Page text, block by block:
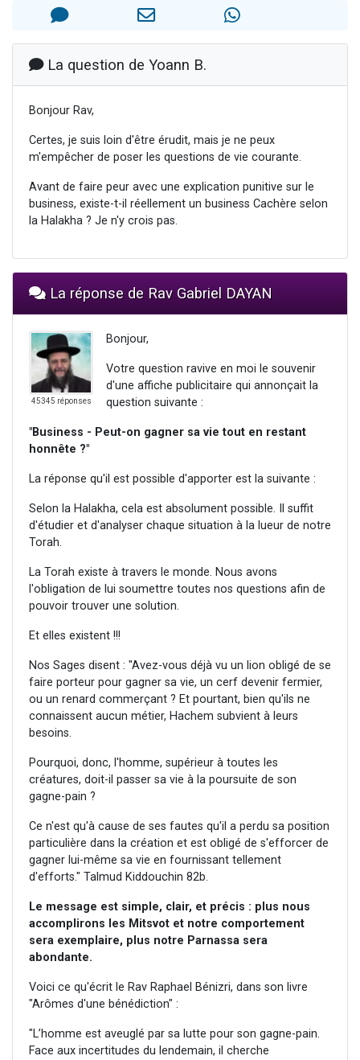
Ariel vient de donner son Maasser
Il reste 49 places pour étudier en groupe sur Zoom
La question de Yoann B.
Bonjour Rav,
Certes, je suis loin d'être érudit, mais je ne peux
m'empêcher de poser les questions de vie courante.
Avant de faire peur avec une explication punitive sur le
business, existe-t-il réellement un business Cachère selon
la Halakha ? Je n'y crois pas.
La réponse de Rav Gabriel DAYAN
45345 réponses
Bonjour,
Votre question ravive en moi le souvenir
d'une affiche publicitaire qui annonçait la
question suivante :
"Business - Peut-on gagner sa vie tout en restant
honnête ?"
La réponse qu'il est possible d'apporter est la suivante :
Selon la Halakha, cela est absolument possible. Il suffit
d'étudier et d'analyser chaque situation à la lueur de notre
Torah.
La Torah existe à travers le monde. Nous avons
l'obligation de lui soumettre toutes nos questions afin de
pouvoir trouver une solution.
Et elles existent !!!
Nos Sages disent : "Avez-vous déjà vu un lion obligé de se
faire porteur pour gagner sa vie, un cerf devenir fermier,
ou un renard commerçant ? Et pourtant, bien qu'ils ne
connaissent aucun métier, Hachem subvient à leurs
besoins.
Pourquoi, donc, l'homme, supérieur à toutes les
créatures, doit-il passer sa vie à la poursuite de son
gagne-pain ?
Ce n'est qu'à cause de ses fautes qu'il a perdu sa position
particulière dans la création et est obligé de s'efforcer de
gagner lui-même sa vie en fournissant tellement
d'efforts." Talmud Kiddouchin 82b.
Le message est simple, clair, et précis : plus nous
accomplirons les Mitsvot et notre comportement
sera exemplaire, plus notre Parnassa sera
abondante.
Voici ce qu'écrit le Rav Raphael Bénizri, dans son livre
"Arômes d'une bénédiction" :
"L’homme est aveuglé par sa lutte pour son gagne-pain.
Face aux incertitudes du lendemain, il cherche